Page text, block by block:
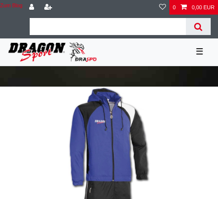
Zum Blog 0 0,00 EUR
☰